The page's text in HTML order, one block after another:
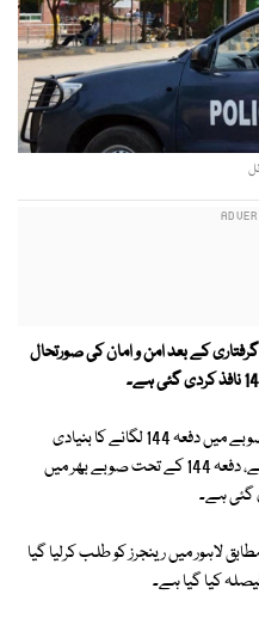
کے بعد امن و امان کی صورتحال
‏محکمہ داخلہ پنجاب کا کہنا ہے کہ پورے صوبے میں دفعہ 144 لگانے کا بنیادی
مقصد صوبے میں امن و امان کو برقرار رکھنا ہے، دفعہ 144 کے تحت صوبے بھر میں
گئی ہے۔
لاہور میں رینجرز کو طلب کرلیا گیا
کیا گیا ہے۔